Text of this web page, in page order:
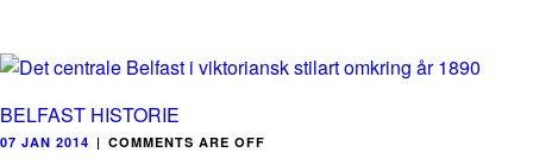
BELFAST HISTORIE
07 JAN 2014 | COMMENTS ARE OFF